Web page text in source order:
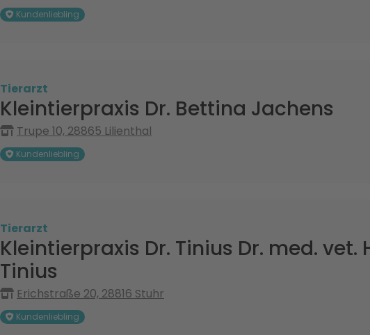
Kundenliebling
Tierarzt
Kleintierpraxis Dr. Bettina Jachens
Trupe 10, 28865 Lilienthal
Kundenliebling
Tierarzt
Kleintierpraxis Dr. Tinius Dr. med. vet.
Tinius
Erichstraße 20, 28816 Stuhr
Kundenliebling